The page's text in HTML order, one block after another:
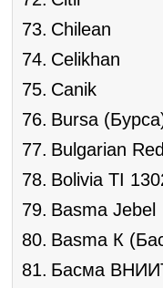
Chilean
Celikhan
Canik
Bursa
Bulgarian Red
Bolivia TI
Basma Jebel
Basma К
Басма